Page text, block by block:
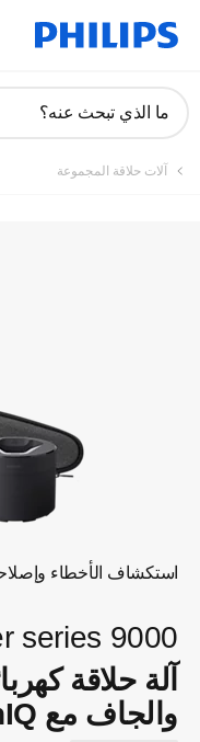
دعم
ما الذي تبحث عنه؟
آلات حلاقة المجموعة
استكشاف الأخطاء
series 9000
آلة حلاقة
والجاف مع SkinIQ
تسجيل المنتج